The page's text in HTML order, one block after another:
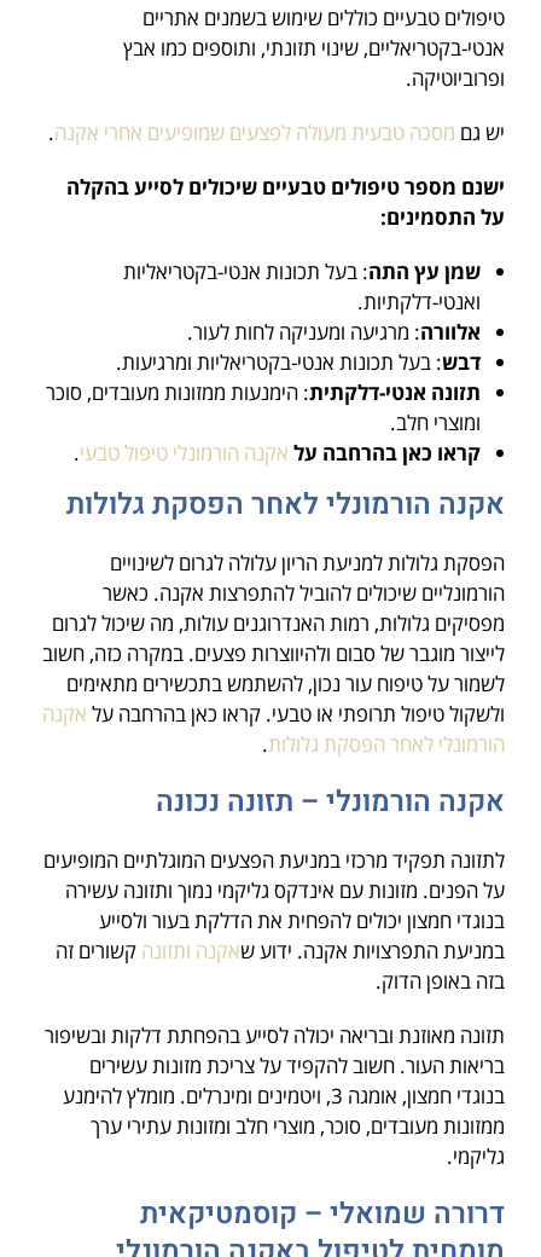
טיפולים טבעיים כוללים שימוש בשמנים אתריים
אנטי-בקטריאליים, שינוי תזונתי, ותוספים כמו אבץ
ופרוביוטיקה.
יש גם מסכה טבעית מעולה לפצעים שמופיעים אחרי אקנה.
ישנם מספר טיפולים טבעיים שיכולים לסייע בהקלה
על התסמינים:
שמן עץ התה: בעל תכונות אנטי-בקטריאליות
ואנטי-דלקתיות.
אלוורה: מרגיעה ומעניקה לחות לעור.
דבש: בעל תכונות אנטי-בקטריאליות ומרגיעות.
תזונה אנטי-דלקתית: הימנעות ממזונות מעובדים, סוכר
ומוצרי חלב.
קראו כאן בהרחבה על אקנה הורמונלי טיפול טבעי.
אקנה הורמונלי לאחר הפסקת גלולות
הפסקת גלולות למניעת הריון עלולה לגרום לשינויים
הורמונליים שיכולים להוביל להתפרצות אקנה. כאשר
מפסיקים גלולות, רמות האנדרוגנים עולות, מה שיכול לגרום
לייצור מוגבר של סבום ולהיווצרות פצעים. במקרה כזה, חשוב
לשמור על טיפוח עור נכון, להשתמש בתכשירים מתאימים
ולשקול טיפול תרופתי או טבעי. קראו כאן בהרחבה על אקנה
הורמונלי לאחר הפסקת גלולות.
אקנה הורמונלי – תזונה נכונה
לתזונה תפקיד מרכזי במניעת הפצעים המוגלתיים המופיעים
על הפנים. מזונות עם אינדקס גליקמי נמוך ותזונה עשירה
בנוגדי חמצון יכולים להפחית את הדלקת בעור ולסייע
במניעת התפרצויות אקנה. ידוע שאקנה ותזונה קשורים זה
בזה באופן הדוק.
תזונה מאוזנת ובריאה יכולה לסייע בהפחתת דלקות ובשיפור
בריאות העור. חשוב להקפיד על צריכת מזונות עשירים
בנוגדי חמצון, אומגה 3, ויטמינים ומינרלים. מומלץ להימנע
ממזונות מעובדים, סוכר, מוצרי חלב ומזונות עתירי ערך
גליקמי.
דרורה שמואלי – קוסמטיקאית